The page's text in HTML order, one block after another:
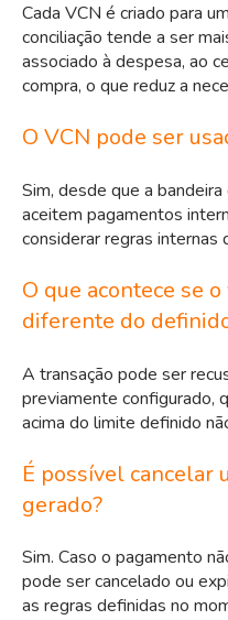
Cada VCN é criado para
conciliação tende a ser
associado à despesa, ao
compra, o que reduz a
O VCN pode ser
Sim, desde que a
aceitem pagamentos
considerar regras internas
O que acontece se
diferente do
A transação pode ser
previamente configurado,
acima do limite definido
É possível cancelar
gerado?
Sim. Caso o pagamento
pode ser cancelado ou
as regras definidas no